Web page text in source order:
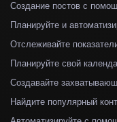
Создание постов с
Планируйте и
Отслеживайте
Планируйте свой
Создавайте
Найдите популярный